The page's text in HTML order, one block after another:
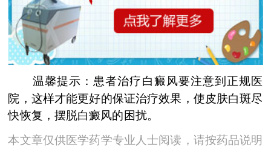
温馨提示：患者治疗白癜风要注意到正规医
院，这样才能更好的保证治疗效果，使皮肤白斑尽
快恢复，摆脱白癜风的困扰。
本文章仅供医学药学专业人士阅读，请按药品说明